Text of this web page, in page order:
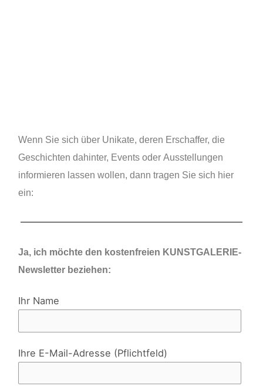
Wenn Sie sich über Unikate, deren Erschaffer, die
Geschichten dahinter, Events oder Ausstellungen
informieren lassen wollen, dann tragen Sie sich hier
ein:
Ja, ich möchte den kostenfreien KUNSTGALERIE-
Newsletter beziehen:
Ihr Name
Ihre E-Mail-Adresse (Pflichtfeld)